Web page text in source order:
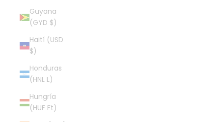
Guyana
(GYD $)
Haití (USD
$)
Honduras
(HNL L)
Hungría
(HUF Ft)